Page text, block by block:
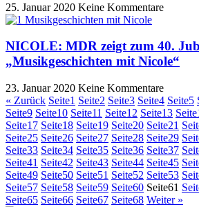
25. Januar 2020 Keine Kommentare
NICOLE: MDR zeigt zum 40.
„Musikgeschichten mit Nicole“
23. Januar 2020 Keine Kommentare
« Zurück Seite1 Seite2 Seite3 Seite4 Seite5
Seite9 Seite10 Seite11 Seite12 Seite13 Seite
Seite17 Seite18 Seite19 Seite20 Seite21
Seite25 Seite26 Seite27 Seite28 Seite29
Seite33 Seite34 Seite35 Seite36 Seite37
Seite41 Seite42 Seite43 Seite44 Seite45
Seite49 Seite50 Seite51 Seite52 Seite53
Seite57 Seite58 Seite59 Seite60 Seite61
Seite65 Seite66 Seite67 Seite68 Weiter »